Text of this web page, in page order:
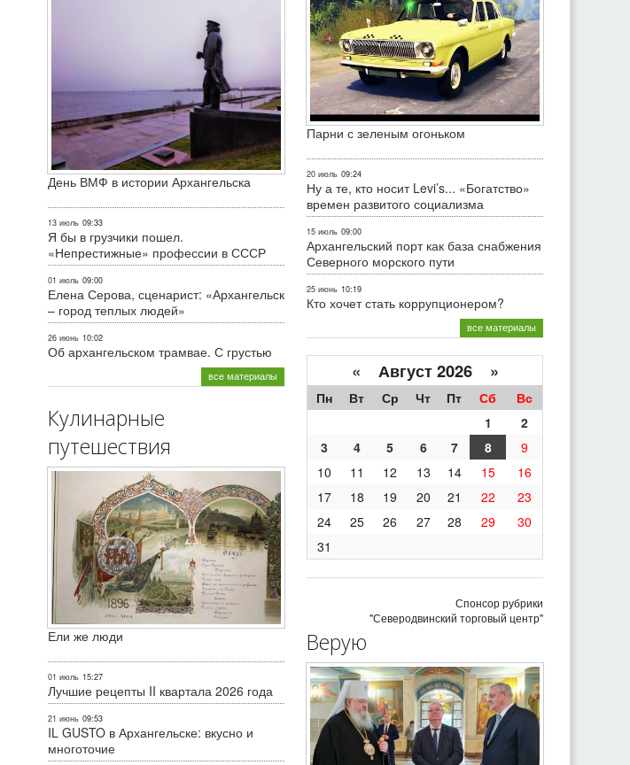
День ВМФ в истории Архангельска
13 июль 09:33
Я бы в грузчики пошел.
«Непрестижные» профессии в СССР
01 июль 09:00
Елена Серова, сценарист: «Архангельск
– город теплых людей»
26 июнь 10:02
Об архангельском трамвае. С грустью
все материалы
Кулинарные
путешествия
Ели же люди
01 июль 15:27
Лучшие рецепты II квартала 2026 года
21 июнь 09:53
IL GUSTO в Архангельске: вкусно и
многоточие
Парни с зеленым огоньком
20 июль 09:24
Ну а те, кто носит Levi’s... «Богатство»
времен развитого социализма
15 июль 09:00
Архангельский порт как база снабжения
Северного морского пути
25 июнь 10:19
Кто хочет стать коррупционером?
все материалы
« Август 2026 »
Пн Вт Ср Чт Пт Сб
Вс
1
2
3
4 5 6 7 8
9
10
11 12 13 14 15
16
17
18 19 20 21 22
23
24
25 26 27 28 29
30
31
Спонсор рубрики
"Северодвинский торговый центр"
Верую